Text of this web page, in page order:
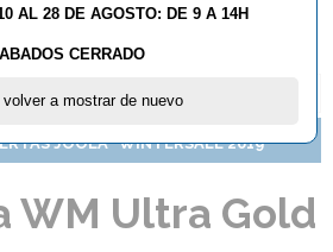
Y CARACTERÍSTICAS
JOOLA "WINTERSALE 2019"
WM Ultra Gold
AL 28 DE AGOSTO: DE 9 A 14H
CERRADO
a mostrar de nuevo